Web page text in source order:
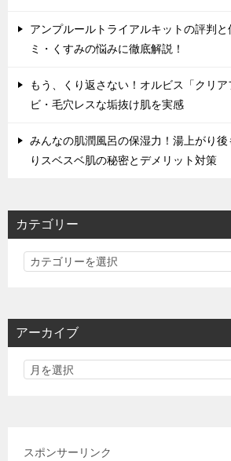
アンプルールトライアルキットの評判
ミ・くすみの悩みに徹底解説！
もう、くり返さない！オルビス「クリ
ビ・毛穴レスな垢抜け肌を実感
みんなの肌潤風呂の保湿力！湯上がり後
りスベスベ肌の秘密とデメリット対策
カテゴリー
カ
リ
アーカイブ
スポンサーリンク